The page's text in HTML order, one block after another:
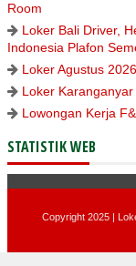
Room
Loker Bali Driver,
Indonesia Plafon
Loker Agustus
Loker
Lowongan Kerja
STATISTIK WEB
Copyright 2025 |